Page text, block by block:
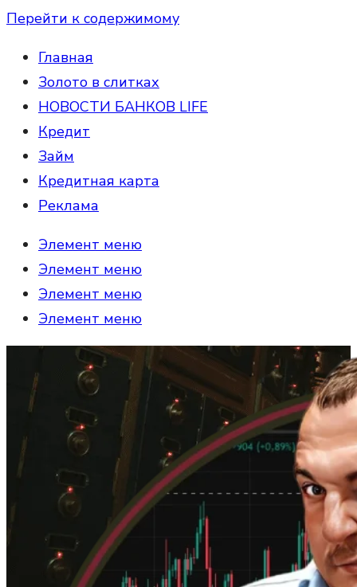
Перейти к содержимому
Главная
Золото в слитках
НОВОСТИ БАНКОВ LIFE
Кредит
Займ
Кредитная карта
Реклама
Элемент меню
Элемент меню
Элемент меню
Элемент меню